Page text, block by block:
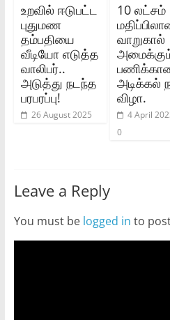
உறவில் ஈடுபட்ட
புதுமண
தம்பதியை
வீடியோ எடுத்த
வாலிபர்..
அடுத்து நடந்த
பரபரப்பு!
26 August 2025
10 லட்சம்
வாறுகால்
அடிக்கல்
விழா.
4 April
0
Leave a Reply
You must be logged in to